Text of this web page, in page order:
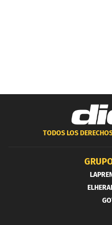
TODOS LOS